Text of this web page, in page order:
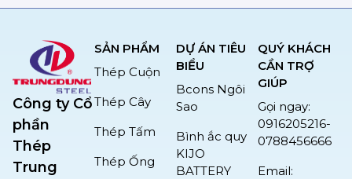
Công ty Cổ
phần
Thép
Trung
SẢN PHẨM
Thép Cuộn
Thép Cây
Thép Tấm
Thép Ống
DỰ ÁN TIÊU
BIỂU
Bcons Ngôi
Sao
Bình ắc quy
KIJO
BATTERY
QUÝ KHÁCH
CẦN TRỢ
GIÚP
Gọi ngay:
0916205216-
0788456666
Email: